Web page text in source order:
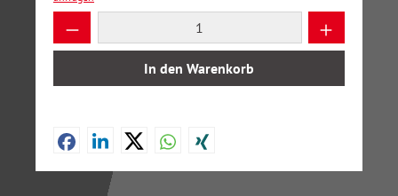
Produkt Anzahl: Gib den gewünschten
In den Warenkorb